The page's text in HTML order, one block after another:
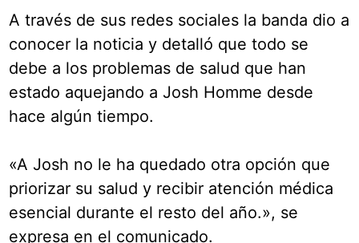
A través de sus redes sociales la banda dio a
conocer la noticia y detalló que todo se
debe a los problemas de salud que han
estado aquejando a Josh Homme desde
hace algún tiempo.
«A Josh no le ha quedado otra opción que
priorizar su salud y recibir atención médica
esencial durante el resto del año.», se
expresa en el comunicado.